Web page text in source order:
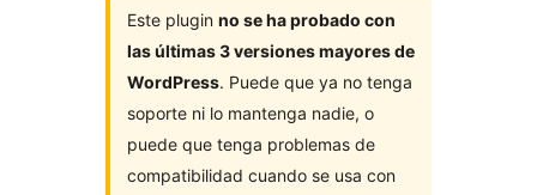
Este plugin no se ha probado con
las últimas 3 versiones mayores de
WordPress. Puede que ya no tenga
soporte ni lo mantenga nadie, o
puede que tenga problemas de
compatibilidad cuando se usa con